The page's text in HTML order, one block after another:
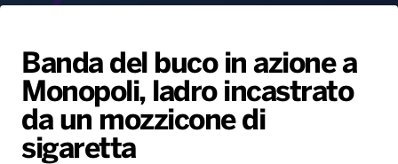
Hit Dance
Giochi&Concorsi
PALATOUR
Locali
Musica e Spettacolo
Sport
Playlist
Generale
Novità
Notiziario
Interviste
Gallery
Radio Norba News TV
Voce al Bari
Banda del buco in azione a
Monopoli, ladro incastrato
da un mozzicone di
sigaretta